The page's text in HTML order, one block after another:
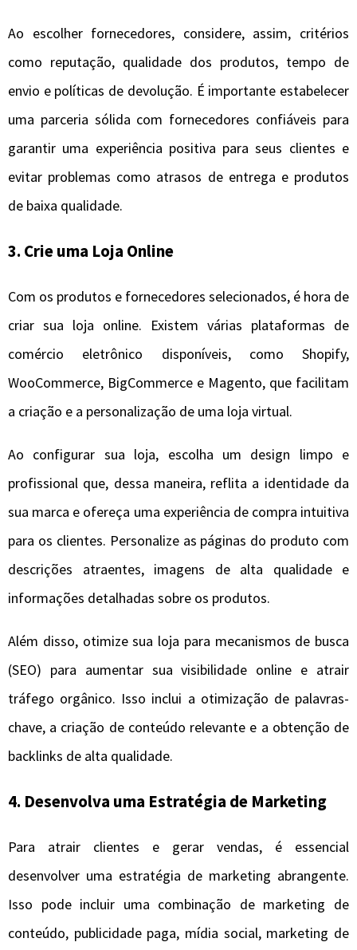
Ao escolher fornecedores, considere, assim, critérios
como reputação, qualidade dos produtos, tempo de
envio e políticas de devolução. É importante estabelecer
uma parceria sólida com fornecedores confiáveis ​​para
garantir uma experiência positiva para seus clientes e
evitar problemas como atrasos de entrega e produtos
de baixa qualidade.
3. Crie uma Loja Online
Com os produtos e fornecedores selecionados, é hora de
criar sua loja online. Existem várias plataformas de
comércio eletrônico disponíveis, como Shopify,
WooCommerce, BigCommerce e Magento, que facilitam
a criação e a personalização de uma loja virtual.
Ao configurar sua loja, escolha um design limpo e
profissional que, dessa maneira, reflita a identidade da
sua marca e ofereça uma experiência de compra intuitiva
para os clientes. Personalize as páginas do produto com
descrições atraentes, imagens de alta qualidade e
informações detalhadas sobre os produtos.
Além disso, otimize sua loja para mecanismos de busca
(SEO) para aumentar sua visibilidade online e atrair
tráfego orgânico. Isso inclui a otimização de palavras-
chave, a criação de conteúdo relevante e a obtenção de
backlinks de alta qualidade.
4. Desenvolva uma Estratégia de Marketing
Para atrair clientes e gerar vendas, é essencial
desenvolver uma estratégia de marketing abrangente.
Isso pode incluir uma combinação de marketing de
conteúdo, publicidade paga, mídia social, marketing de